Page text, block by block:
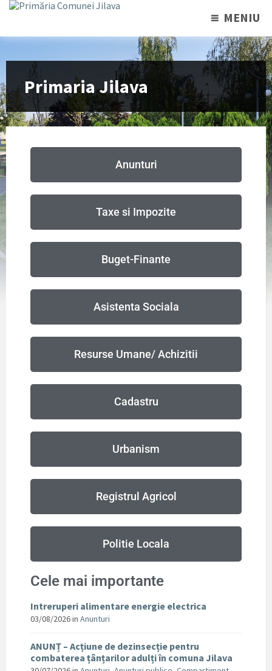
MENIU
Primaria Jilava
Anunturi
Taxe si Impozite
Buget-Finante
Asistenta Sociala
Resurse Umane/ Achizitii
Cadastru
Urbanism
Registrul Agricol
Politie Locala
Cele mai importante
Intreruperi alimentare energie electrica
03/08/2026in Anunturi
ANUNȚ – Acțiune de dezinsecție pentru
combaterea țânțarilor adulți în comuna Jilava